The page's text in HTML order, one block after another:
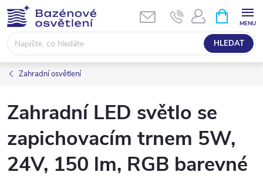
Přejít
na
obsah
HLEDAT
NÁKUPNÍ
KOŠÍK
Zahradní osvětlení
Zahradní LED světlo se
zapichovacím trnem 5W,
24V, 150 lm, RGB barevné